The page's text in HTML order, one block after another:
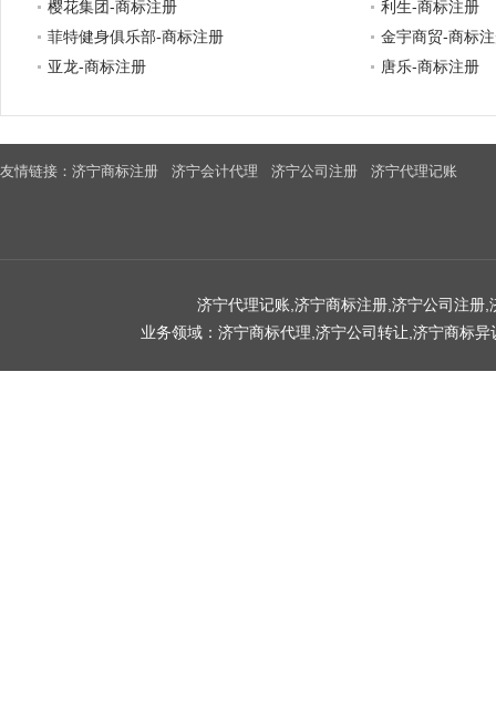
樱花集团-商标注册
利生-商标注册
菲特健身俱乐部-商标注册
金宇商贸-商标
亚龙-商标注册
唐乐-商标注册
友情链接： 济宁商标注册 济宁会计代理 济宁公司注册 济宁代理记账
济宁代理记账,济宁商标注册,济宁公司注
业务领域：济宁商标代理,济宁公司转让,济宁商标